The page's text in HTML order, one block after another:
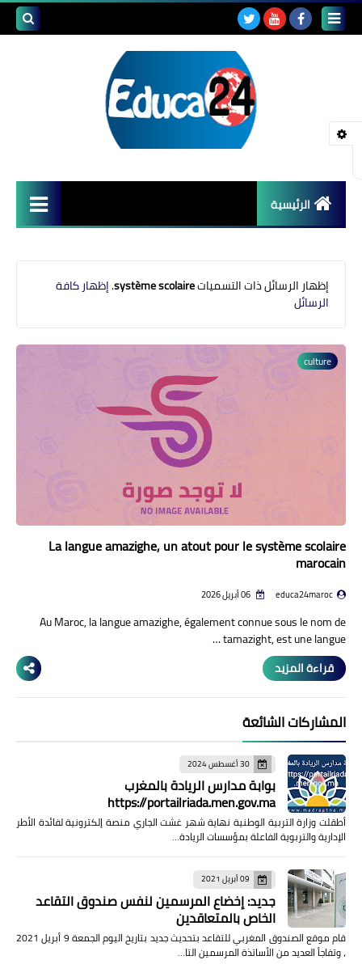
الرئيسية
قضايا تربوية
مشاكل التعليم
منوعات إخبارية
مواضيع تربوية
وثائق تربوية
الشؤون الاجتماعية لأسرة
التعليم
‏إظهار الرسائل ذات التسمياتsystème scolaire
.إظهار كافة
الرسائل
culture
La langue amazighe, un atout pour le système scolaire
marocain
educa24maroc
Au Maroc, la langue amazighe, également connue sous le nom de
tamazight, est une langue …
قراءة المزيد
المشاركات الشائعة
30 أغسطس 2024
بوابة مدارس الريادة بالمغرب
https://portailriada.men.gov.ma
أطقلت وزارة التربية الوطنية نهاية شهر غشت الجاري منصة إلكترونية لفائدة الأطر
الإدارية والتربوية الفاعلة بمؤسسات الريادة…
09 أبريل 2021
جديد: إخضاع المرسمين لنفس صندوق التقاعد
الخاص بالمتعاقدين
قام موقع الصندوق المغربي للتقاعد بتحديث جديد بتاريخ اليوم الجمعة 9 أبريل 2021
، وتفاجأ العديد من الأساتذة المرسمين التا…